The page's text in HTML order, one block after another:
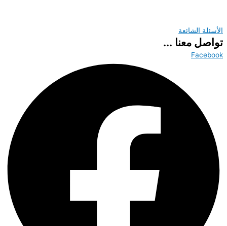
الأسئلة الشائعة
تواصل معنا ...
Facebook